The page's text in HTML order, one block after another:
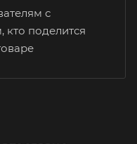
с
поделится